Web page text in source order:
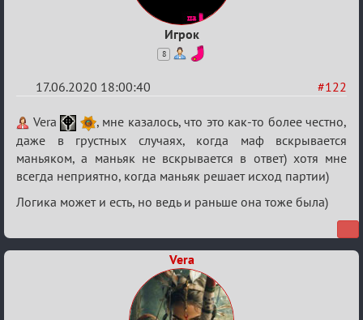
Игрок
8
#122
17.06.2020 18:00:40
Re:
Семейный
кубок
Vera
, мне казалось, что это как-то более честно,
даже в грустных случаях, когда маф вскрывается
маньяком, а маньяк не вскрывается в ответ) хотя мне
всегда неприятно, когда маньяк решает исход партии)
Логика может и есть, но ведь и раньше она тоже была)
Vera